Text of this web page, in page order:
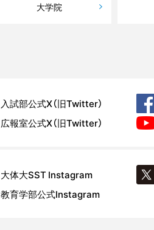
大学院
入試部公式X（旧Twitter）
広報室公式X（旧Twitter）
大体大SST Instagram
教育学部公式Instagram